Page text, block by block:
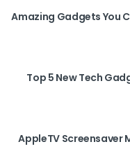
Top 5 New Tech
AppleTV Screensaver